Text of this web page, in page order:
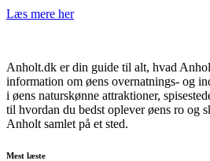
Læs mere her
Anholt.dk er din guide til alt, hvad
information om øens overnatnings- og
i øens naturskønne attraktioner,
til hvordan du bedst oplever øens ro og
Anholt samlet på et sted.
Mest læste